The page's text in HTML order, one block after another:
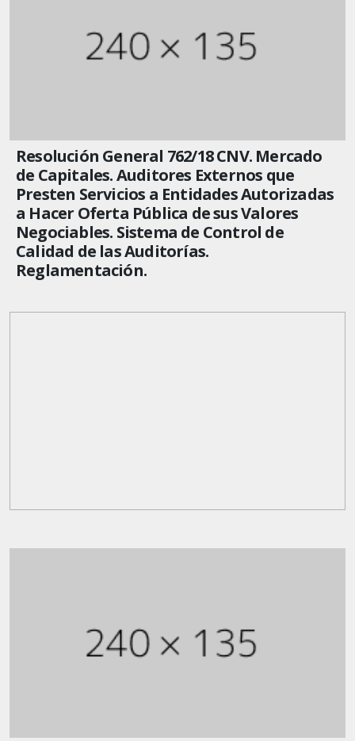
Resolución General 762/18 CNV. Mercado
de Capitales. Auditores Externos que
Presten Servicios a Entidades Autorizadas
a Hacer Oferta Pública de sus Valores
Negociables. Sistema de Control de
Calidad de las Auditorías.
Reglamentación.